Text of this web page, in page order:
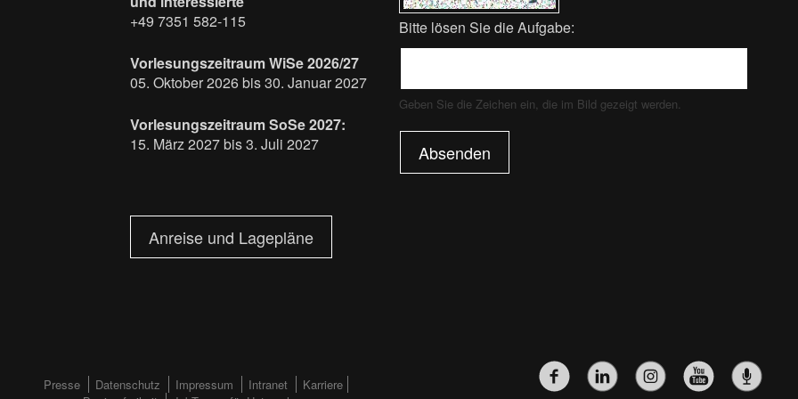
+49 7351 582-115
Vorlesungszeitraum WiSe 2026/27
05. Oktober 2026 bis 30. Januar 2027
Vorlesungszeitraum SoSe 2027:
15. März 2027 bis 3. Juli 2027
Anreise und Lagepläne
Bitte lösen Sie die Aufgabe:
Geben Sie die Zeichen ein, die im Bild gezeigt werden.
Absenden
FOOTERMENÜ
Presse Datenschutz Impressum Intranet
Karriere